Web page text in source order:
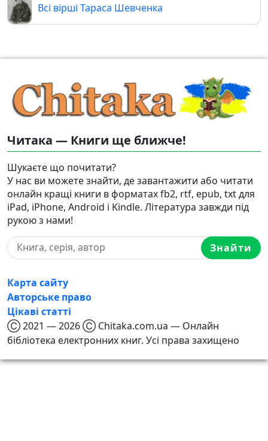
Всі вірші Тараса Шевченка
Читака — Книги ще ближче!
Шукаєте що почитати?
У нас ви можете знайти, де завантажити або читати
онлайн кращі книги в форматах fb2, rtf, epub, txt для
iPad, iPhone, Android і Kindle. Література завжди під
рукою з нами!
Знайти
Карта сайту
Авторське право
Цікаві статті
Ⓒ 2021 — 2026 Ⓒ Chitaka.com.ua — Онлайн
бібліотека електронних книг. Усі права захищено